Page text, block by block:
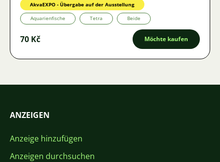
AkvaEXPO - Übergabe auf der Ausstellung
Aquarienfische Tetra Beide
70 Kč Möchte kaufen
ANZEIGEN
Anzeige hinzufügen
Anzeigen durchsuchen